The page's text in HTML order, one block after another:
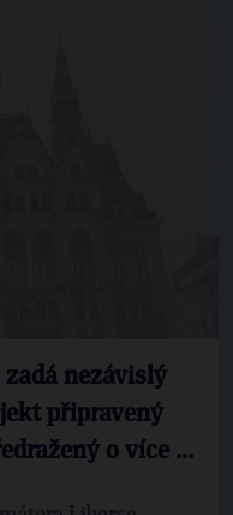
nezávislý
připravený
o více ...